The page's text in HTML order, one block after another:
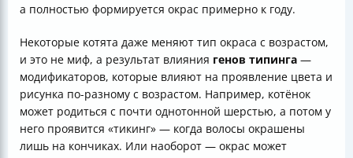
а полностью формируется окрас примерно к году.
Некоторые котята даже меняют тип окраса с возрастом,
и это не миф, а результат влияния генов типинга —
модификаторов, которые влияют на проявление цвета и
рисунка по-разному с возрастом. Например, котёнок
может родиться с почти однотонной шерстью, а потом у
него проявится «тикинг» — когда волосы окрашены
лишь на кончиках. Или наоборот — окрас может